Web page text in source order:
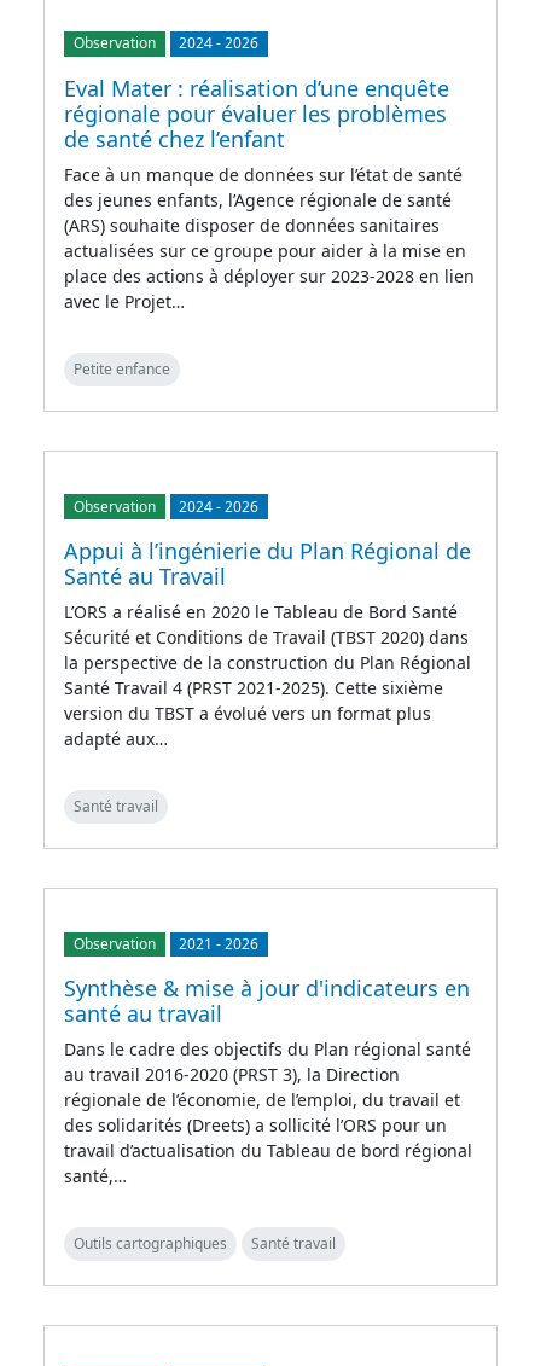
Observation 2024-2026
Eval Mater : réalisation d’une enquête
régionale pour évaluer les problèmes
de santé chez l’enfant
Face à un manque de données sur l’état de santé
des jeunes enfants, l’Agence régionale de santé
(ARS) souhaite disposer de données sanitaires
actualisées sur ce groupe pour aider à la mise en
place des actions à déployer sur 2023-2028 en lien
avec le Projet…
Petite enfance
Observation 2024-2026
Appui à l’ingénierie du Plan Régional de
Santé au Travail
L’ORS a réalisé en 2020 le Tableau de Bord Santé
Sécurité et Conditions de Travail (TBST 2020) dans
la perspective de la construction du Plan Régional
Santé Travail 4 (PRST 2021-2025). Cette sixième
version du TBST a évolué vers un format plus
adapté aux…
Santé travail
Observation 2021 -2026
Synthèse & mise à jour d'indicateurs en
santé au travail
Dans le cadre des objectifs du Plan régional santé
au travail 2016-2020 (PRST 3), la Direction
régionale de l’économie, de l’emploi, du travail et
des solidarités (Dreets) a sollicité l’ORS pour un
travail d’actualisation du Tableau de bord régional
santé,…
Outils cartographiques Santé travail